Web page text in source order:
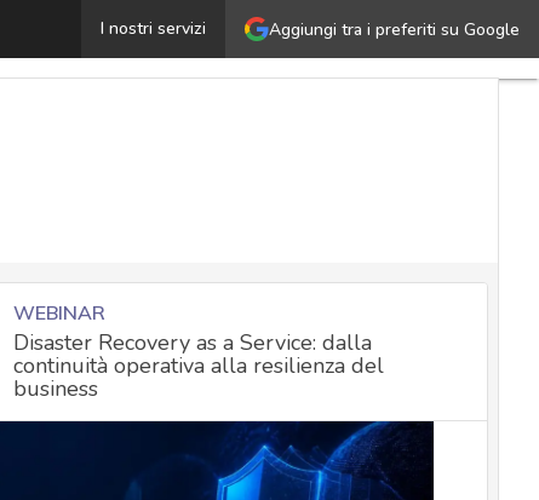
Aggiungi tra i preferiti su Google
I nostri servizi
Magecart, una nuova campagna sfrutta le pagine di
WEBINAR
Disaster Recovery as a Service: dalla
continuità operativa alla resilienza del
business